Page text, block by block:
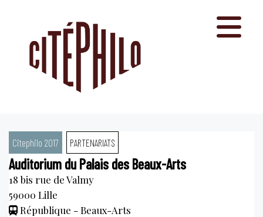
Citephilo 2017 PARTENARIATS
Auditorium du Palais des Beaux-Arts
18 bis rue de Valmy
59000 Lille
République - Beaux-Arts